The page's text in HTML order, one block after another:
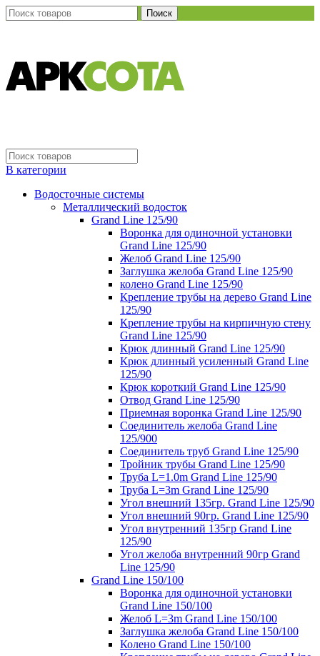
Поиск
В категории
Водосточные системы
Металлический водосток
Grand Line 125/90
Воронка для одиночной установки
Grand Line 125/90
Желоб Grand Line 125/90
Заглушка желоба Grand Line 125/90
колено Grand Line 125/90
Крепление трубы на дерево Grand Line
125/90
Крепление трубы на кирпичную стену
Grand Line 125/90
Крюк длинный Grand Line 125/90
Крюк длинный усиленный Grand Line
125/90
Крюк короткий Grand Line 125/90
Отвод Grand Line 125/90
Приемная воронка Grand Line 125/90
Соединитель желоба Grand Line
125/900
Соединитель труб Grand Line 125/90
Тройник трубы Grand Line 125/90
Труба L=1.0m Grand Line 125/90
Труба L=3m Grand Line 125/90
Угол внешний 135гр. Grand Line 125/90
Угол внешний 90гр. Grand Line 125/90
Угол внутренний 135гр Grand Line
125/90
Угол желоба внутренний 90гр Grand
Line 125/90
Grand Line 150/100
Воронка для одиночной установки
Grand Line 150/100
Желоб L=3m Grand Line 150/100
Заглушка желоба Grand Line 150/100
Колено Grand Line 150/100